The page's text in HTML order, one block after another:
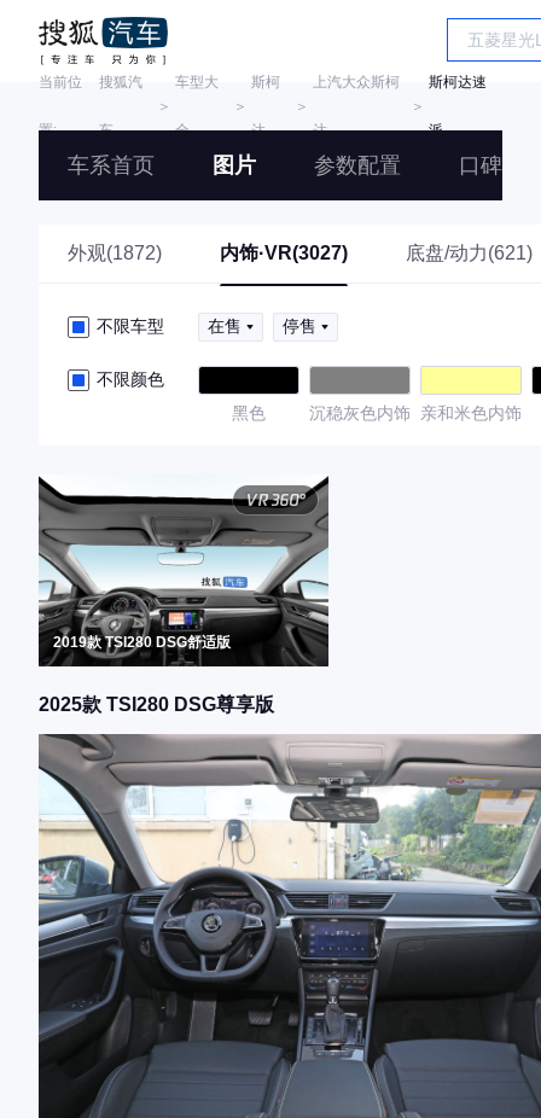
当前位
置:
搜狐汽
车
＞
车型大
全
＞
斯柯
达
＞
上汽大众斯柯
达
＞
斯柯达速
派
车系首页 图片 参数配置 口碑
外观(1872) 内饰·VR(3027) 底盘/动力(621)
不限车型 在售 停售
不限颜色
黑色
沉稳灰色内饰 亲和米色内饰
2019款 TSI280 DSG舒适版
2025款 TSI280 DSG尊享版